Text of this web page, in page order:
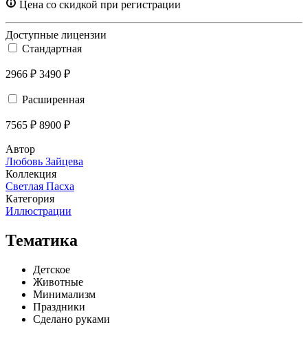
Цена со скидкой при регистрации
Доступные лицензии
Стандартная
2966 ₽ 3490 ₽
Расширенная
7565 ₽ 8900 ₽
Автор
Любовь Зайцева
Коллекция
Светлая Пасха
Категория
Иллюстрации
Тематика
Детское
Животные
Минимализм
Праздники
Сделано руками